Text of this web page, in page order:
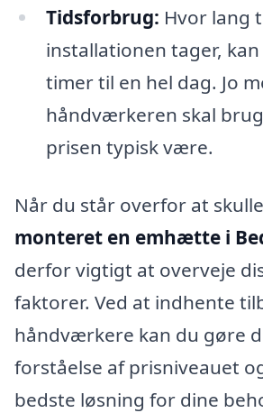
Tidsforbrug: Hvor lang
installationen tager,
timer til en hel dag. Jo
håndværkeren skal
prisen typisk være.
Når du står overfor at
monteret en emhætte i
derfor vigtigt at overveje
faktorer. Ved at indhente
håndværkere kan du gøre
forståelse af prisniveauet
bedste løsning for dine